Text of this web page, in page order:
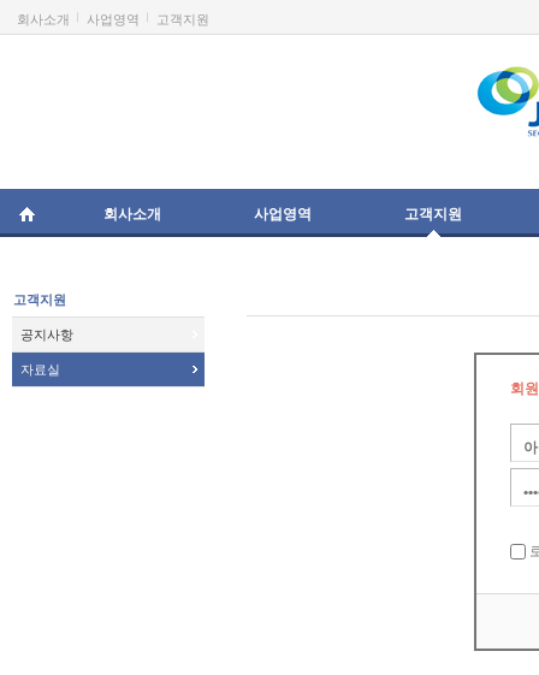
회사소개 사업영역 고객지원
회사소개 사업영역 고객지원
고객지원
공지사항
자료실
회